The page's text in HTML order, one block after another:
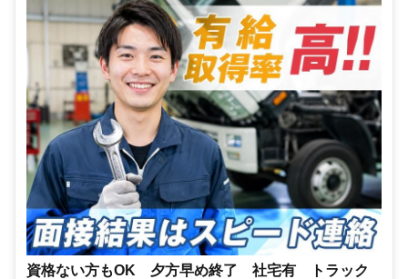
資格ない方もOK 夕方早め終了 社宅有 トラック